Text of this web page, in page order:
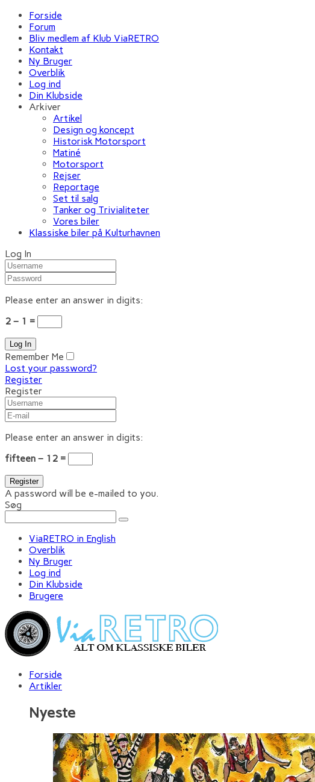
Forside
Forum
Bliv medlem af Klub ViaRETRO
Kontakt
Ny Bruger
Overblik
Log ind
Din Klubside
Arkiver
Artikel
Design og koncept
Historisk Motorsport
Matiné
Motorsport
Rejser
Reportage
Set til salg
Tanker og Trivialiteter
Vores biler
Klassiske biler på Kulturhavnen
Log In
Please enter an answer in digits:
2 − 1 =
Remember Me
Lost your password?
Register
Register
Please enter an answer in digits:
fifteen − 12 =
A password will be e-mailed to you.
Søg
ViaRETRO in English
Overblik
Ny Bruger
Log ind
Din Klubside
Brugere
Forside
Artikler
Nyeste